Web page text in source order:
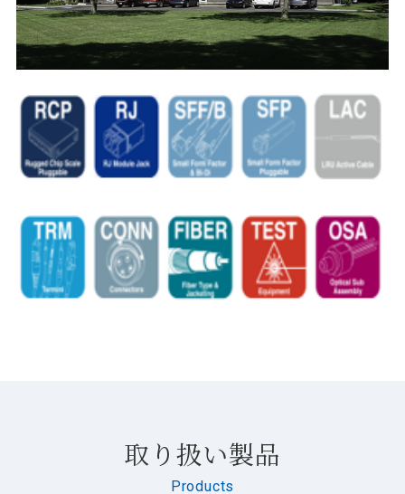
取り扱い製品
Products